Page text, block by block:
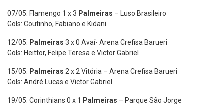
07/05: Flamengo 1 x 3 Palmeiras – Luso Brasileiro
Gols: Coutinho, Fabiano e Kidani
12/05: Palmeiras 3 x 0 Avaí- Arena Crefisa Barueri
Gols: Heittor, Felipe Teresa e Victor Gabriel
15/05: Palmeiras 2 x 2 Vitória – Arena Crefisa Barueri
Gols: André Lucas e Victor Gabriel
19/05: Corinthians 0 x 1 Palmeiras – Parque São Jorge